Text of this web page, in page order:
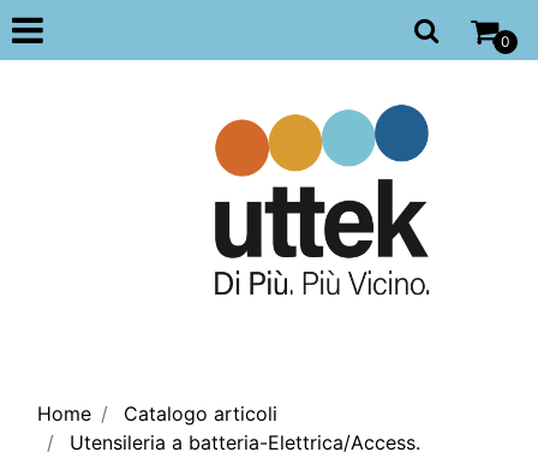
Open
0
Home
Catalogo articoli
Utensileria a batteria-Elettrica/Access.